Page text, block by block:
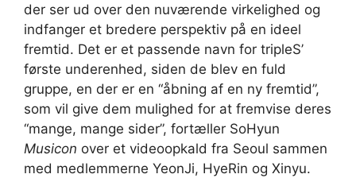
der ser ud over den nuværende virkelighed og
indfanger et bredere perspektiv på en ideel
fremtid. Det er et passende navn for tripleS’
første underenhed, siden de blev en fuld
gruppe, en der er en “åbning af en ny fremtid”,
som vil give dem mulighed for at fremvise deres
“mange, mange sider”, fortæller SoHyun
Musicon over et videoopkald fra Seoul sammen
med medlemmerne YeonJi, HyeRin og Xinyu.